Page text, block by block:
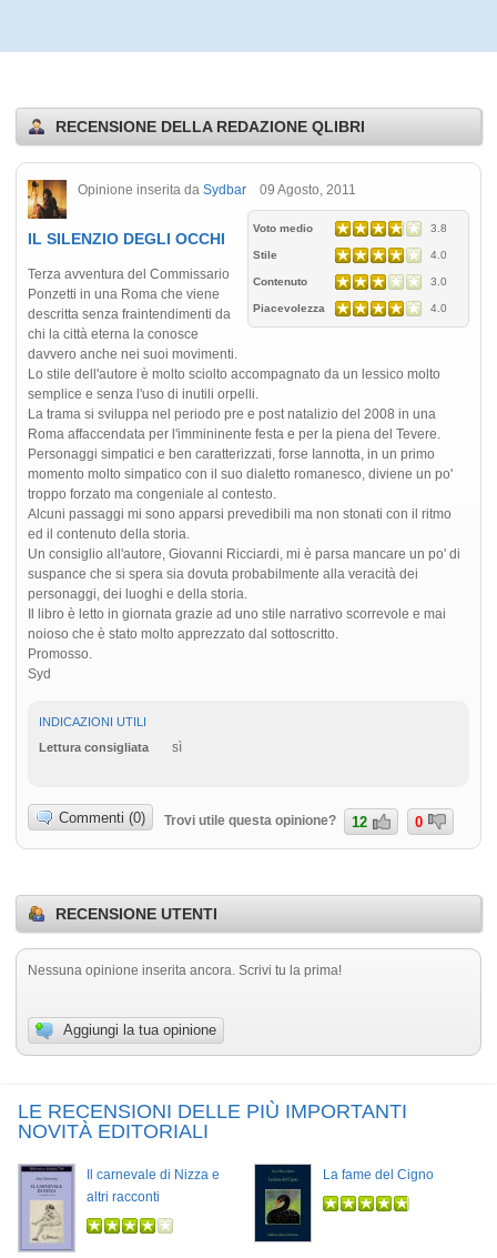
RECENSIONE DELLA REDAZIONE QLIBRI
Opinione inserita da Sydbar 09 Agosto, 2011
Voto medio 3.8
Stile 4.0
Contenuto 3.0
Piacevolezza 4.0
IL SILENZIO DEGLI OCCHI
Terza avventura del Commissario
Ponzetti in una Roma che viene
descritta senza fraintendimenti da
chi la città eterna la conosce
davvero anche nei suoi movimenti.
Lo stile dell'autore è molto sciolto accompagnato da un lessico molto
semplice e senza l'uso di inutili orpelli.
La trama si sviluppa nel periodo pre e post natalizio del 2008 in una
Roma affaccendata per l'immininente festa e per la piena del Tevere.
Personaggi simpatici e ben caratterizzati, forse Iannotta, in un primo
momento molto simpatico con il suo dialetto romanesco, diviene un po'
troppo forzato ma congeniale al contesto.
Alcuni passaggi mi sono apparsi prevedibili ma non stonati con il ritmo
ed il contenuto della storia.
Un consiglio all'autore, Giovanni Ricciardi, mi è parsa mancare un po' di
suspance che si spera sia dovuta probabilmente alla veracità dei
personaggi, dei luoghi e della storia.
Il libro è letto in giornata grazie ad uno stile narrativo scorrevole e mai
noioso che è stato molto apprezzato dal sottoscritto.
Promosso.
Syd
INDICAZIONI UTILI
Lettura consigliata
sì
Commenti (0) Trovi utile questa opinione? 12 0
RECENSIONE UTENTI
Nessuna opinione inserita ancora. Scrivi tu la prima!
Aggiungi la tua opinione
LE RECENSIONI DELLE PIÙ IMPORTANTI
NOVITÀ EDITORIALI
Il carnevale di Nizza e
altri racconti
La fame del Cigno